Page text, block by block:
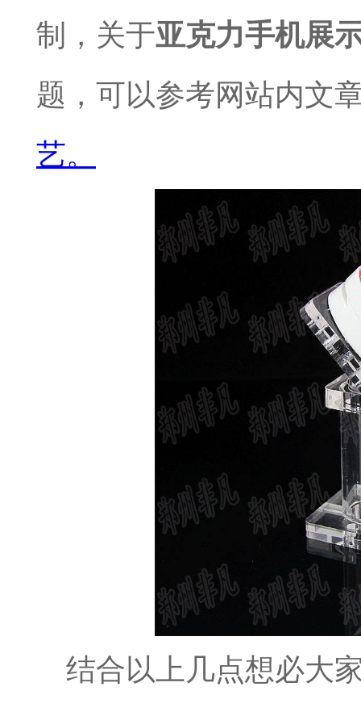
制，关于亚克力手机展
题，可以参考网站内文
艺。
结合以上几点想必大